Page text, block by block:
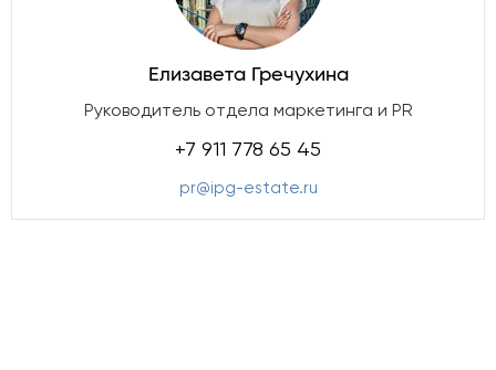
Елизавета Гречухина
Руководитель отдела маркетинга и PR
+7 911 778 65 45
pr@ipg-estate.ru